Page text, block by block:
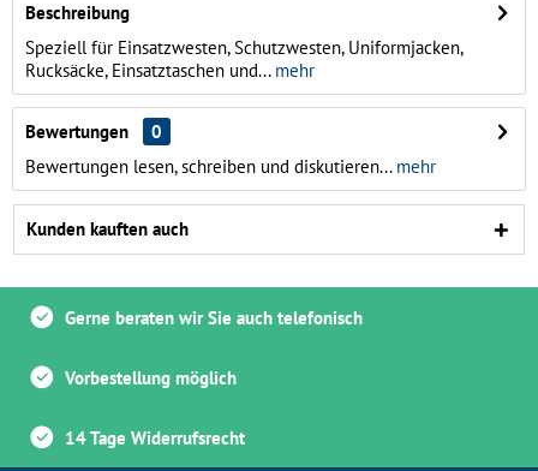
Beschreibung
Speziell für Einsatzwesten, Schutzwesten, Uniformjacken,
Rucksäcke, Einsatztaschen und...mehr
Bewertungen
0
Bewertungen lesen, schreiben und diskutieren...mehr
Kunden kauften auch
Gerne beraten wir Sie auch telefonisch
Vorbestellung möglich
14 Tage Widerrufsrecht